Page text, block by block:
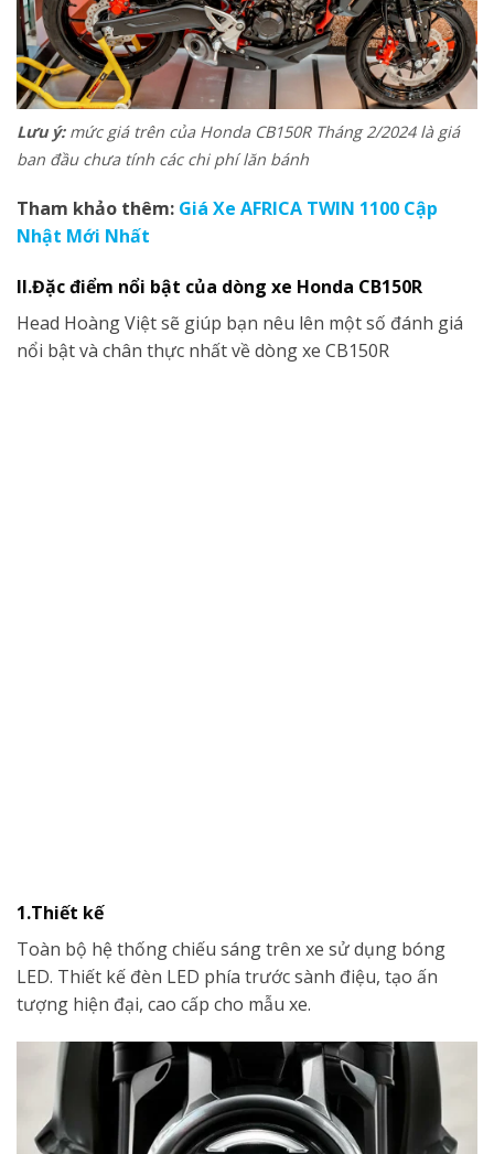
Lưu ý:mức giá trên của Honda CB150R Tháng 2/2024 là giá
ban đầu chưa tính các chi phí lăn bánh
Tham khảo thêm: Giá Xe AFRICA TWIN 1100 Cập
Nhật Mới Nhất
II.Đặc điểm nổi bật của dòng xe Honda CB150R
Head Hoàng Việt sẽ giúp bạn nêu lên một số đánh giá
nổi bật và chân thực nhất về dòng xe CB150R
1.Thiết kế
Toàn bộ hệ thống chiếu sáng trên xe sử dụng bóng
LED. Thiết kế đèn LED phía trước sành điệu, tạo ấn
tượng hiện đại, cao cấp cho mẫu xe.